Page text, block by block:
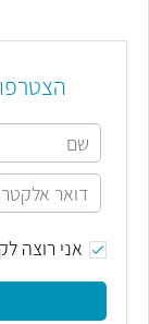
אני רוצה